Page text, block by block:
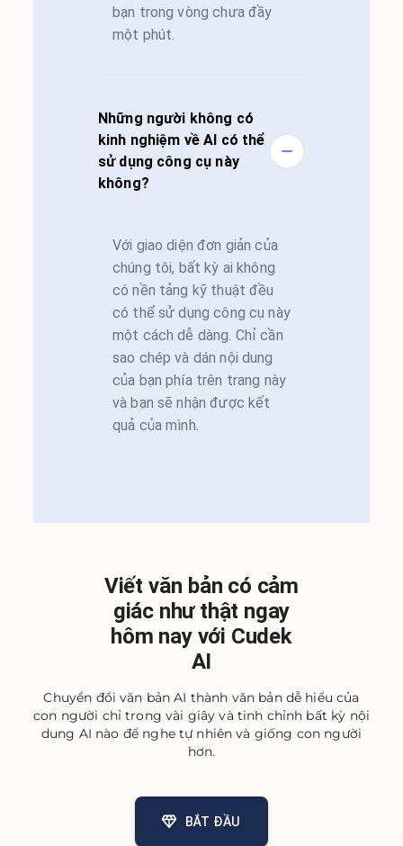
bạn trong vòng chưa đầy
một phút.
Những người không có
kinh nghiệm về AI có thể
sử dụng công cụ này
không?
Với giao diện đơn giản của
chúng tôi, bất kỳ ai không
có nền tảng kỹ thuật đều
có thể sử dụng công cụ này
một cách dễ dàng. Chỉ cần
sao chép và dán nội dung
của bạn phía trên trang này
và bạn sẽ nhận được kết
quả của mình.
Viết văn bản có cảm
giác như thật ngay
hôm nay với Cudek
AI
Chuyển đổi văn bản AI thành văn bản dễ hiểu của
con người chỉ trong vài giây và tinh chỉnh bất kỳ nội
dung AI nào để nghe tự nhiên và giống con người
hơn.
BẮT ĐẦU